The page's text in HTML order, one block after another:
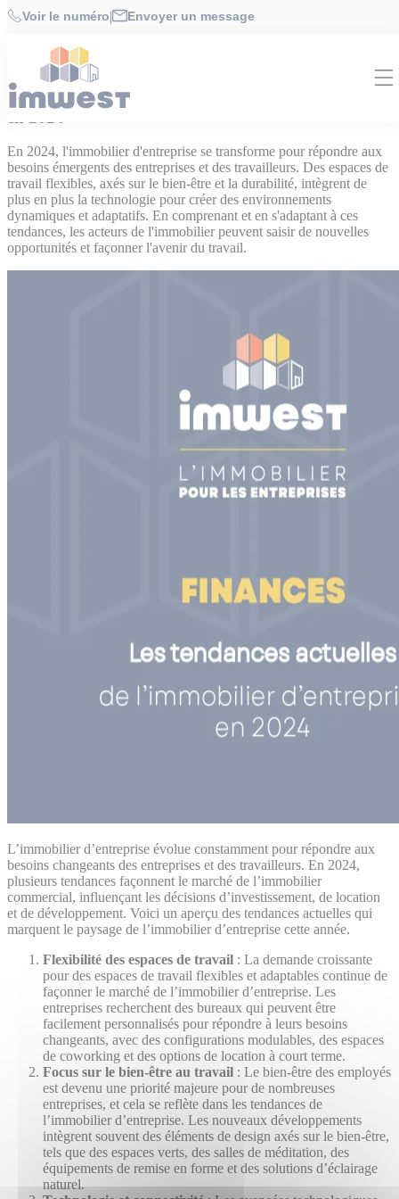
Cookies management panel
Voir le numéro| Envoyer un message
Accueil>Actualités>Finances> Les tendances actuelles de
Finances
Article publié le 13 mai 2024
Les tendances actuelles de l’immobilier d’entreprise
En 2024, l'immobilier d'entreprise se transforme pour répondre aux
besoins émergents des entreprises et des travailleurs. Des espaces de
travail flexibles, axés sur le bien-être et la durabilité, intègrent de
plus en plus la technologie pour créer des environnements
dynamiques et adaptatifs. En comprenant et en s'adaptant à ces
tendances, les acteurs de l'immobilier peuvent saisir de nouvelles
opportunités et façonner l'avenir du travail.
L’immobilier d’entreprise évolue constamment pour répondre aux
besoins changeants des entreprises et des travailleurs. En 2024,
plusieurs tendances façonnent le marché de l’immobilier
commercial, influençant les décisions d’investissement, de location
et de développement. Voici un aperçu des tendances actuelles qui
marquent le paysage de l’immobilier d’entreprise cette année.
Flexibilité des espaces de travail : La demande croissante
pour des espaces de travail flexibles et adaptables continue de
façonner le marché de l’immobilier d’entreprise. Les
entreprises recherchent des bureaux qui peuvent être
facilement personnalisés pour répondre à leurs besoins
changeants, avec des configurations modulables, des espaces
de coworking et des options de location à court terme.
Focus sur le bien-être au travail : Le bien-être des employés
est devenu une priorité majeure pour de nombreuses
entreprises, et cela se reflète dans les tendances de
l’immobilier d’entreprise. Les nouveaux développements
intègrent souvent des éléments de design axés sur le bien-être,
tels que des espaces verts, des salles de méditation, des
équipements de remise en forme et des solutions d’éclairage
naturel.